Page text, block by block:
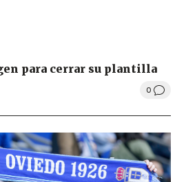
para cerrar su plantilla
0